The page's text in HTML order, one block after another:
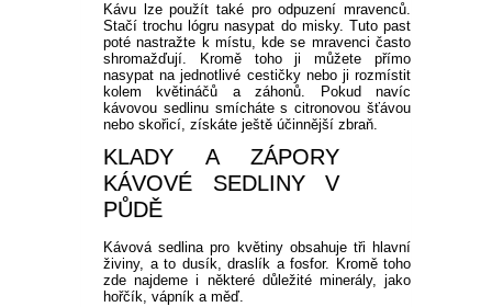
Kávu lze použít také pro odpuzení mravenců.
Stačí trochu lógru nasypat do misky. Tuto past
poté nastražte k místu, kde se mravenci často
shromažďují. Kromě toho ji můžete přímo
nasypat na jednotlivé cestičky nebo ji rozmístit
kolem květináčů a záhonů. Pokud navíc
kávovou sedlinu smícháte s citronovou šťávou
nebo skořicí, získáte ještě účinnější zbraň.
KLADY A ZÁPORY
KÁVOVÉ SEDLINY V
PŮDĚ
Kávová sedlina pro květiny obsahuje tři hlavní
živiny, a to dusík, draslík a fosfor. Kromě toho
zde najdeme i některé důležité minerály, jako
hořčík, vápník a měď.